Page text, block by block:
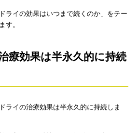
ライの効果はいつまで続くのか」をテー
す。
療効果は半永久的に持続
ライの治療効果は半永久的に持続しま